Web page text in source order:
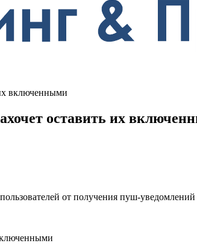
включенными
оставить их
от получения пуш-